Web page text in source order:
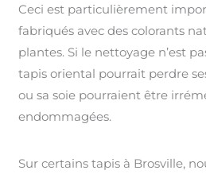
Ceci est particulièrement
fabriqués avec des colorants
plantes. Si le nettoyage n’est
tapis oriental pourrait perdre
ou sa soie pourraient être
endommagées.
Sur certains tapis à Brosville,